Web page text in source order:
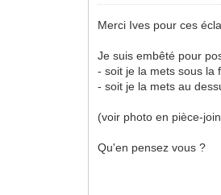
Merci Ives pour ces
Je suis embêté pour
- soit je la mets sous la
- soit je la mets au
(voir photo en pièce-
Qu'en pensez vous ?